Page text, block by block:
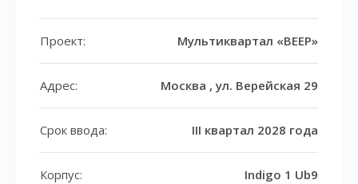
Проект: Мультиквартал «ВЕЕР»
Адрес: Москва , ул. Верейская 29
Срок ввода: III квартал 2028 года
Корпус: Indigo 1 Ub9